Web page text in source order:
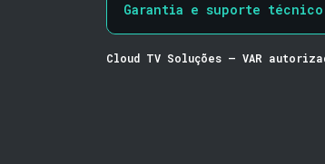
Garantia e suporte
Cloud TV Soluções — VAR